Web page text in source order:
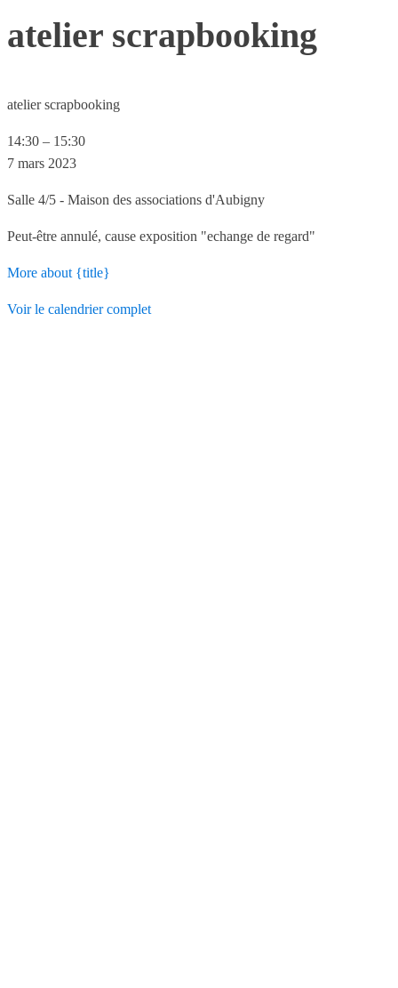
atelier scrapbooking
atelier scrapbooking
14:30 – 15:30
7 mars 2023
Salle 4/5 - Maison des associations d'Aubigny
Peut-être annulé, cause exposition "echange de regard"
More about {title}
Voir le calendrier complet